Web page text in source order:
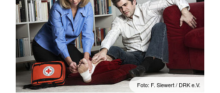
Foto: F. Siewert / DRK e.V.